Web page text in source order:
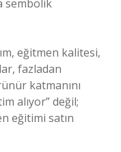
sembolik
eğitmen kalitesi,
fazladan
katmanını
alıyor” değil;
eğitimi satın